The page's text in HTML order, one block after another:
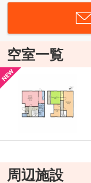
空室一覧
周辺施設